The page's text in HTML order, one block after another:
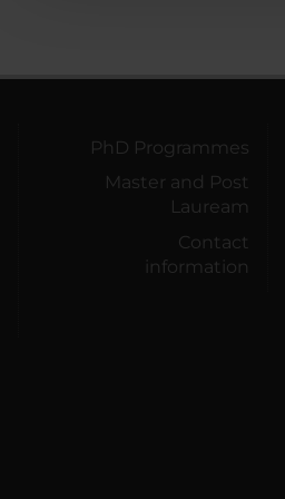
PhD Programmes
Master and Post
Lauream
Contact
information